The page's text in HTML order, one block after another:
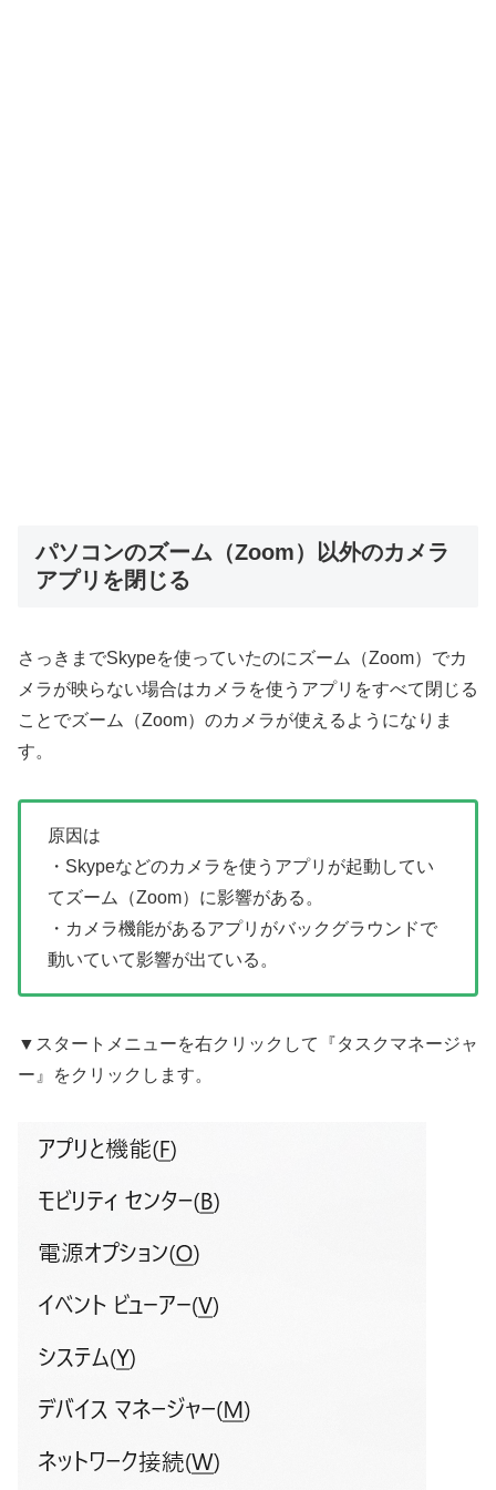
パソコンのズーム（Zoom）以外のカメラ
アプリを閉じる
さっきまでSkypeを使っていたのにズーム（Zoom）でカ
メラが映らない場合はカメラを使うアプリをすべて閉じる
ことでズーム（Zoom）のカメラが使えるようになりま
す。
原因は
・Skypeなどのカメラを使うアプリが起動してい
てズーム（Zoom）に影響がある。
・カメラ機能があるアプリがバックグラウンドで
動いていて影響が出ている。
▼スタートメニューを右クリックして『タスクマネージャ
ー』をクリックします。